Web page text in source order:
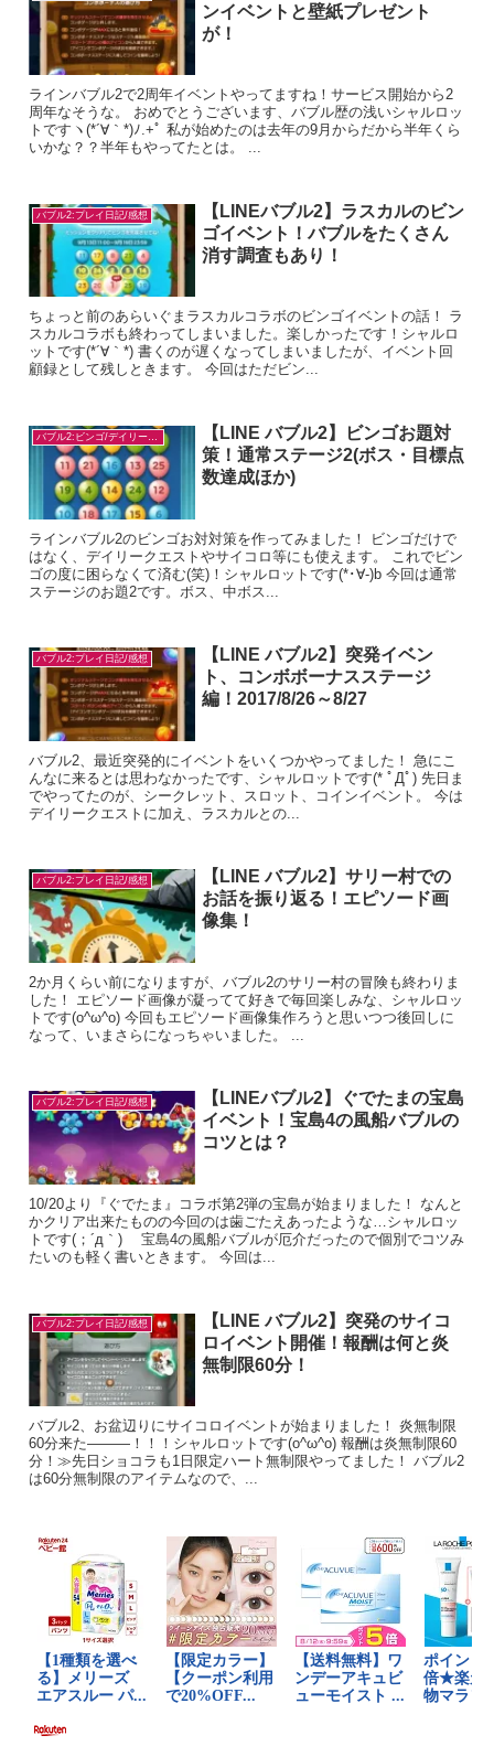
ンイベントと壁紙プレゼント
が！
ラインバブル2で2周年イベントやってますね！サービス開始から2
周年なそうな。 おめでとうございます、バブル歴の浅いシャルロッ
トですヽ(*´∀｀*)ﾉ.+ﾟ 私が始めたのは去年の9月からだから半年くら
いかな？？半年もやってたとは。 ...
バブル2:プレイ日記/感想
【LINEバブル2】ラスカルのビン
ゴイベント！バブルをたくさん
消す調査もあり！
ちょっと前のあらいぐまラスカルコラボのビンゴイベントの話！ ラ
スカルコラボも終わってしまいました。楽しかったです！シャルロ
ットです(*´∀｀*) 書くのが遅くなってしまいましたが、イベント回
顧録として残しときます。 今回はただビン...
バブル2:ビンゴ/デイリー/お題対策
【LINE バブル2】ビンゴお題対
策！通常ステージ2(ボス・目標点
数達成ほか)
ラインバブル2のビンゴお対対策を作ってみました！ ビンゴだけで
はなく、デイリークエストやサイコロ等にも使えます。 これでビン
ゴの度に困らなくて済む(笑)！シャルロットです(*･∀-)b 今回は通常
ステージのお題2です。ボス、中ボス...
バブル2:プレイ日記/感想
【LINE バブル2】突発イベン
ト、コンボボーナスステージ
編！2017/8/26～8/27
バブル2、最近突発的にイベントをいくつかやってました！ 急にこ
んなに来るとは思わなかったです、シャルロットです(* ﾟДﾟ) 先日ま
でやってたのが、シークレット、スロット、コインイベント。 今は
デイリークエストに加え、ラスカルとの...
バブル2:プレイ日記/感想
【LINE バブル2】サリー村での
お話を振り返る！エピソード画
像集！
2か月くらい前になりますが、バブル2のサリー村の冒険も終わりま
した！ エピソード画像が凝ってて好きで毎回楽しみな、シャルロッ
トです(o^ω^o) 今回もエピソード画像集作ろうと思いつつ後回しに
なって、いまさらになっちゃいました。 ...
バブル2:プレイ日記/感想
【LINEバブル2】ぐでたまの宝島
イベント！宝島4の風船バブルの
コツとは？
10/20より『ぐでたま』コラボ第2弾の宝島が始まりました！ なんと
かクリア出来たものの今回のは歯ごたえあったような…シャルロッ
トです(；´д｀)ゞ 宝島4の風船バブルが厄介だったので個別でコツみ
たいのも軽く書いときます。 今回は...
バブル2:プレイ日記/感想
【LINE バブル2】突発のサイコ
ロイベント開催！報酬は何と炎
無制限60分！
バブル2、お盆辺りにサイコロイベントが始まりました！ 炎無制限
60分来た―――！！！シャルロットです(o^ω^o) 報酬は炎無制限60
分！≫先日ショコラも1日限定ハート無制限やってました！ バブル2
は60分無制限のアイテムなので、...